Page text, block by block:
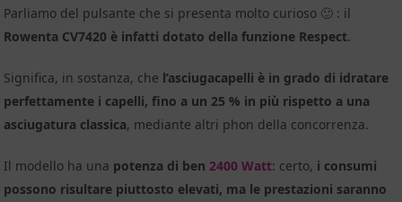
Parliamo del pulsante che si presenta molto curioso 🙂 : il
Rowenta CV7420 è infatti dotato della funzione Respect.
Significa, in sostanza, che l’asciugacapelli è in grado di idratare
perfettamente i capelli, fino a un 25 % in più rispetto a una
asciugatura classica, mediante altri phon della concorrenza.
Il modello ha una potenza di ben 2400 Watt: certo, i consumi
possono risultare piuttosto elevati, ma le prestazioni saranno